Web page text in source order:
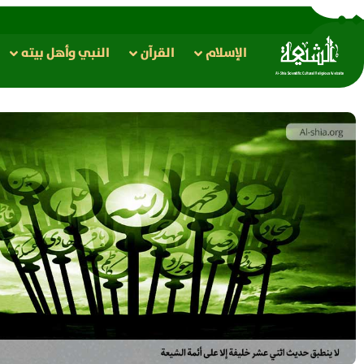
الإسلام القرآن النبي وأهل بيته